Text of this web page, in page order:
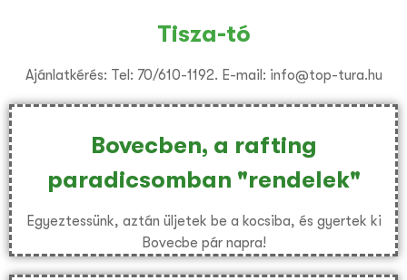
Tisza-tó
Ajánlatkérés: Tel: 70/610-1192. E-mail: info@top-tura.hu
Bovecben, a rafting
paradicsomban "rendelek"
Egyeztessünk, aztán üljetek be a kocsiba, és gyertek ki
Bovecbe pár napra!